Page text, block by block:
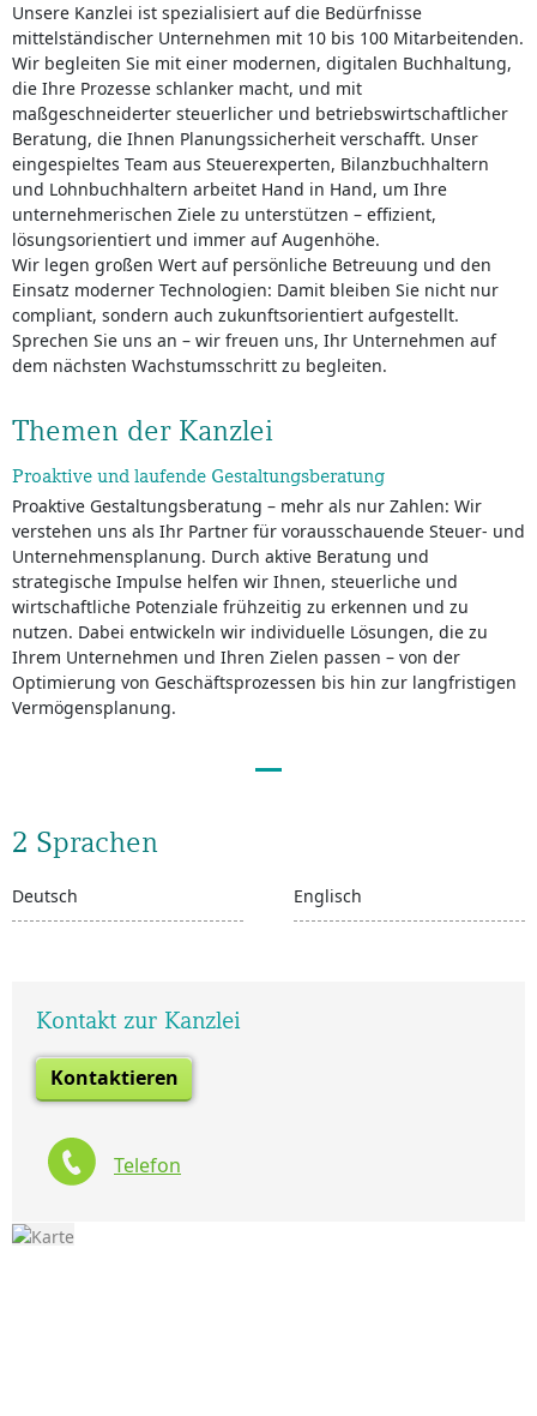
Unsere Kanzlei ist spezialisiert auf die Bedürfnisse
mittelständischer Unternehmen mit 10 bis 100 Mitarbeitenden.
Wir begleiten Sie mit einer modernen, digitalen Buchhaltung,
die Ihre Prozesse schlanker macht, und mit
maßgeschneiderter steuerlicher und betriebswirtschaftlicher
Beratung, die Ihnen Planungssicherheit verschafft. Unser
eingespieltes Team aus Steuerexperten, Bilanzbuchhaltern
und Lohnbuchhaltern arbeitet Hand in Hand, um Ihre
unternehmerischen Ziele zu unterstützen – effizient,
lösungsorientiert und immer auf Augenhöhe.
Wir legen großen Wert auf persönliche Betreuung und den
Einsatz moderner Technologien: Damit bleiben Sie nicht nur
compliant, sondern auch zukunftsorientiert aufgestellt.
Sprechen Sie uns an – wir freuen uns, Ihr Unternehmen auf
dem nächsten Wachstumsschritt zu begleiten.
Themen der Kanzlei
Proaktive und laufende Gestaltungsberatung
Proaktive Gestaltungsberatung – mehr als nur Zahlen: Wir
verstehen uns als Ihr Partner für vorausschauende Steuer- und
Unternehmensplanung. Durch aktive Beratung und
strategische Impulse helfen wir Ihnen, steuerliche und
wirtschaftliche Potenziale frühzeitig zu erkennen und zu
nutzen. Dabei entwickeln wir individuelle Lösungen, die zu
Ihrem Unternehmen und Ihren Zielen passen – von der
Optimierung von Geschäftsprozessen bis hin zur langfristigen
Vermögensplanung.
2 Sprachen
Deutsch Englisch
Kontakt zur Kanzlei
Kontaktieren
Telefon